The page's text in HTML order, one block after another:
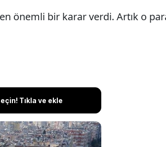
önemli bir karar verdi. Artık o
Tıkla ve ekle